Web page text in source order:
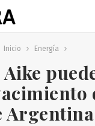
Inicio Energía
Argentina